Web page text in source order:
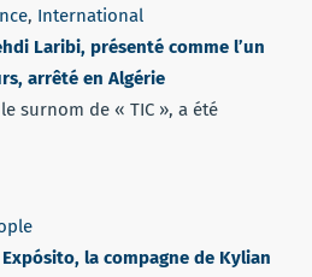
, International
Laribi, présenté comme l’un
arrêté en Algérie
surnom de « TIC », a été
la compagne de Kylian